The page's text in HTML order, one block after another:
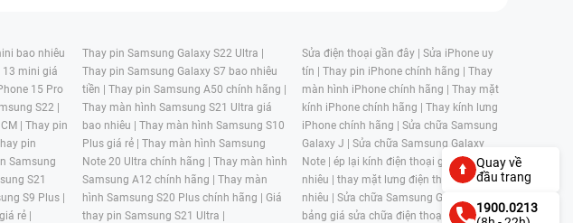
bao nhiêu
13 mini giá
15 Pro
S22 |
| Thay pin
pin
Samsung
S21
S9 Plus |
rẻ |
Thay pin Samsung Galaxy S22 Ultra |
Thay pin Samsung Galaxy S7 bao nhiêu
tiền | Thay pin Samsung A50 chính hãng |
Thay màn hình Samsung S21 Ultra giá
bao nhiêu | Thay màn hình Samsung S10
Plus giá rẻ | Thay màn hình Samsung
Note 20 Ultra chính hãng | Thay màn hình
Samsung A12 chính hãng | Thay màn
hình Samsung S20 Plus chính hãng | Giá
thay pin Samsung S21 Ultra |
Sửa điện thoại gần đây | Sửa iPhone uy
tín | Thay pin iPhone chính hãng | Thay
màn hình iPhone chính hãng | Thay mặt
kính iPhone chính hãng | Thay kính lưng
iPhone chính hãng | Sửa chữa Samsung
Galaxy J | Sửa chữa Samsung Galaxy
Note | ép lại kính điện thoại giá bao
nhiêu | thay mặt lưng điện thoại giá bao
nhiêu | Sửa chữa Samsung Galaxy S |
bảng giá sửa chữa điện thoại samsung |
Quay về
đầu trang
1900.0213